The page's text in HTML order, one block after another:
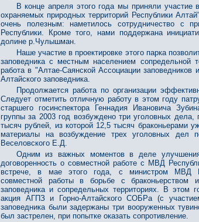
В конце апреля этого года мы приняли участие
охраняемых природных территорий Республики
очень полезным: наметилось сотрудничество с
Республики. Кроме того, нами поддержана
долине р.Чулышман.
Наше участие в проектировке этого парка
заповедника с местным населением сопредельной
работа в "Алтае-Саянской Ассоциации заповедников
Алтайского заповедника.
Продолжается работа по организации
Следует отметить отличную работу в этом году
старшего госинспектора Геннадия Ивановича
группы за 2003 год возбуждено три уголовных
тысяч рублей, из которой 12,5 тысяч браконьерами
материалы на возбуждение трех уголовных дел
Веселовского Е.Д.
Одним из важных моментов в деле улучшения
договоренность о совместной работе с МВД
встрече, в мае этого года, с министром МВД
совместной работы в борьбе с браконьерством
заповедника и сопредельных территориях. В этом
акция АГПЗ и Горно-Алтайского СОБРа (с
заповедника были задержаны три вооруженных
был застрелен, при попытке оказать сопротивление.